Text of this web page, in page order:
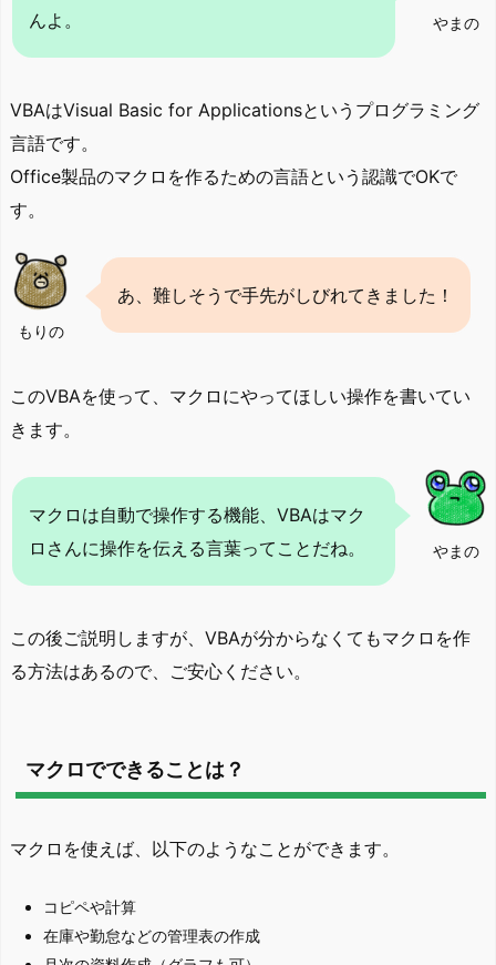
やまの
んよ。
VBAはVisual Basic for Applicationsというプログラミング
言語です。
Office製品のマクロを作るための言語という認識でOKで
す。
もりの
あ、難しそうで手先がしびれてきました！
このVBAを使って、マクロにやってほしい操作を書いてい
きます。
やまの
マクロは自動で操作する機能、VBAはマク
ロさんに操作を伝える言葉ってことだね。
この後ご説明しますが、VBAが分からなくてもマクロを作
る方法はあるので、ご安心ください。
マクロでできることは？
マクロを使えば、以下のようなことができます。
コピペや計算
在庫や勤怠などの管理表の作成